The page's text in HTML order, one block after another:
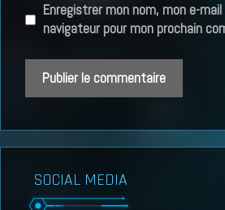
Enregistrer mon nom, mon e-
navigateur pour mon prochain
SOCIAL MEDIA